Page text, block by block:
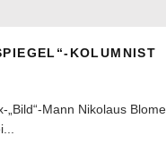
KOLUMNIST
Mann Nikolaus
...